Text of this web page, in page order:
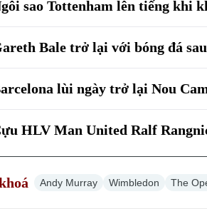
sao Tottenham lên tiếng khi
Bale trở lại với bóng đá
lùi ngày trở lại Nou
HLV Man United Ralf
Andy Murray Wimbledon The